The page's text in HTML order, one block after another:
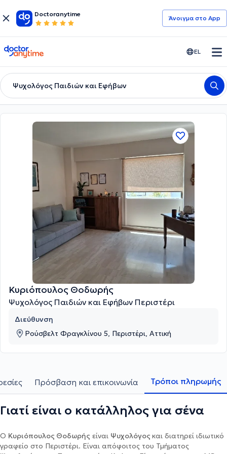
Doctoranytime
Άνοιγμα στο App
doctoranytime EL
Ψυχολόγος Παιδιών και Εφήβων
Κυριόπουλος Θοδωρής
Ψυχολόγος Παιδιών και Εφήβων Περιστέρι
Διεύθυνση
Ρούσβελτ Φραγκλίνου 5, Περιστέρι, Αττική
Πρόσβαση και επικοινωνία Τρόποι πληρωμής
Γιατί είναι ο κατάλληλος για σένα
Ο Κυριόπουλος Θοδωρής είναι Ψυχολόγος και διατηρεί ιδιωτικό
γραφείο στο Περιστέρι. Είναι απόφοιτος του Τμήματος